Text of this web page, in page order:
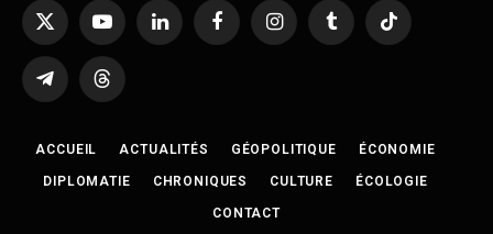
X
YouTubeLinkedIn FacebookInstagramTumblr TikTok
TelegramThreads
ACCUEIL ACTUALITÉS GÉOPOLITIQUE ÉCONOMIE
DIPLOMATIE CHRONIQUES CULTURE ÉCOLOGIE
CONTACT